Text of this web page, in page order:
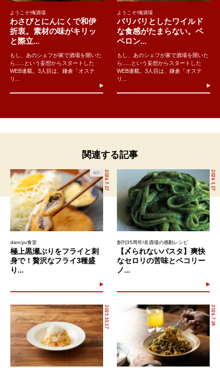
ようこそ!俺酒場
わさびとにんにくで和伊
折衷。素材の味がキリッ
と際立...
もし、あのシェフが家で酒場を開いた
ら......という妄想からスタートした
WEB連載。3人目は、鎌倉「オステ
リ...
ようこそ!俺酒場
バリバリとしたワイルド
な食感がたまらない。ペ
ペロン...
もし、あのシェフが家で酒場を開いた
ら......という妄想からスタートした
WEB連載。3人目は、鎌倉「オステ
リ...
関連する記事
2026.7.27
AD
dancyu食堂
極上黒瀬ぶりをフライと刺
身で！贅沢なフライ3種盛
り...
2026.1.27
創刊35周年!名酒場の感動レシピ
【〆られないパスタ】爽快
なセロリの苦味とペコリー
ノ...
2025.10.17 2026.7.24